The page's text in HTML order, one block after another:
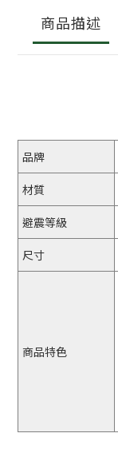
商品描述
品牌
材質
避震等級
尺寸
商品特色